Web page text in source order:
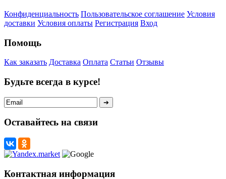
Конфиденциальность Пользовательское соглашение Условия
доставки Условия оплаты Регистрация Вход
Помощь
Как заказать Доставка Оплата Статьи Отзывы
Будьте всегда в курсе!
Оставайтесь на связи
Контактная информация